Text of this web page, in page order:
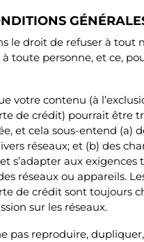
le droit de refuser à tout
à toute personne, et ce,
votre contenu (à
de crédit) pourrait être
et cela sous-entend (a)
réseaux; et (b) des
s’adapter aux exigences
réseaux ou appareils.
de crédit sont toujours
sur les réseaux.
pas reproduire,